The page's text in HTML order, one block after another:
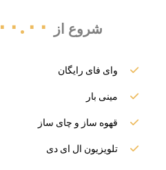
شروع از ۰۰.۰۰ $
وای فای رایگان
مینی بار
قهوه ساز و چای ساز
تلویزیون ال ای دی